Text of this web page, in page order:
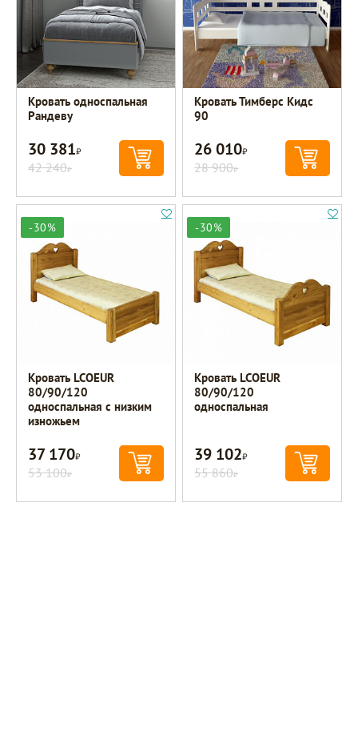
Кровать односпальная
Рандеву
30 381Р
42 240Р
Кровать Тимберс Кидс
90
26 010Р
28 900Р
-30%
Кровать LCOEUR
80/90/120
односпальная с низким
изножьем
37 170Р
53 100Р
-30%
Кровать LCOEUR
80/90/120
односпальная
39 102Р
55 860Р